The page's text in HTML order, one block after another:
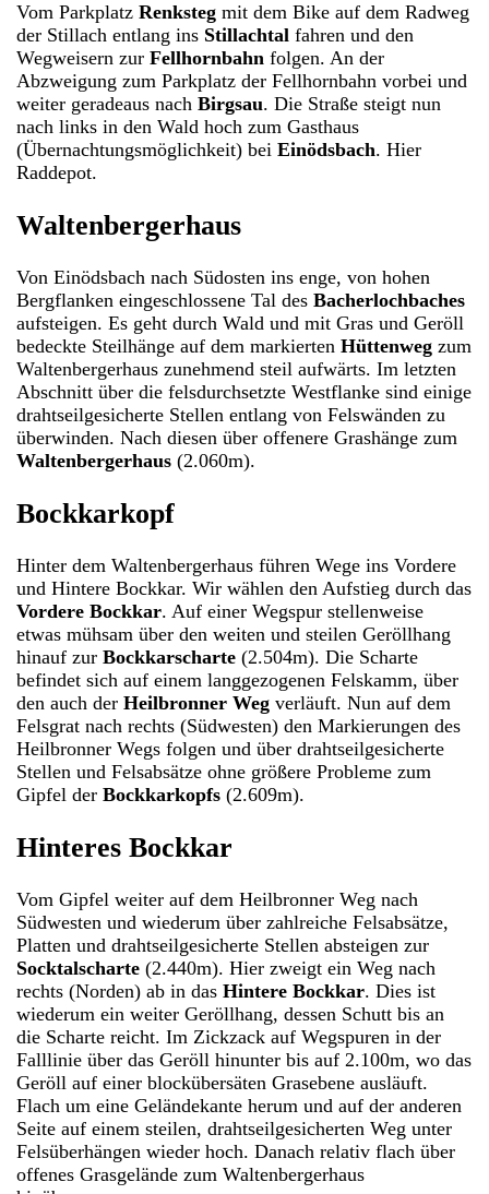
Vom ParkplatzRenksteg mit dem Bike auf dem Radweg
der Stillach entlang ins Stillachtal fahren und den
Wegweisern zurFellhornbahn folgen. An der
Abzweigung zum Parkplatz der Fellhornbahn vorbei und
weiter geradeaus nachBirgsau. Die Straße steigt nun
nach links in den Wald hoch zum Gasthaus
(Übernachtungsmöglichkeit) beiEinödsbach. Hier
Raddepot.
Waltenbergerhaus
Von Einödsbach nach Südosten ins enge, von hohen
Bergflanken eingeschlossene Tal desBacherlochbaches
aufsteigen. Es geht durch Wald und mit Gras und Geröll
bedeckte Steilhänge auf dem markiertenHüttenweg zum
Waltenbergerhaus zunehmend steil aufwärts. Im letzten
Abschnitt über die felsdurchsetzte Westflanke sind einige
drahtseilgesicherte Stellen entlang von Felswänden zu
überwinden. Nach diesen über offenere Grashänge zum
Waltenbergerhaus (2.060m).
Bockkarkopf
Hinter dem Waltenbergerhaus führen Wege ins Vordere
und Hintere Bockkar. Wir wählen den Aufstieg durch das
Vordere Bockkar. Auf einer Wegspur stellenweise
etwas mühsam über den weiten und steilen Geröllhang
hinauf zurBockkarscharte (2.504m). Die Scharte
befindet sich auf einem langgezogenen Felskamm, über
den auch derHeilbronner Weg verläuft. Nun auf dem
Felsgrat nach rechts (Südwesten) den Markierungen des
Heilbronner Wegs folgen und über drahtseilgesicherte
Stellen und Felsabsätze ohne größere Probleme zum
Gipfel derBockkarkopfs (2.609m).
Hinteres Bockkar
Vom Gipfel weiter auf dem Heilbronner Weg nach
Südwesten und wiederum über zahlreiche Felsabsätze,
Platten und drahtseilgesicherte Stellen absteigen zur
Socktalscharte (2.440m). Hier zweigt ein Weg nach
rechts (Norden) ab in dasHintere Bockkar. Dies ist
wiederum ein weiter Geröllhang, dessen Schutt bis an
die Scharte reicht. Im Zickzack auf Wegspuren in der
Falllinie über das Geröll hinunter bis auf 2.100m, wo das
Geröll auf einer blockübersäten Grasebene ausläuft.
Flach um eine Geländekante herum und auf der anderen
Seite auf einem steilen, drahtseilgesicherten Weg unter
Felsüberhängen wieder hoch. Danach relativ flach über
offenes Grasgelände zum Waltenbergerhaus